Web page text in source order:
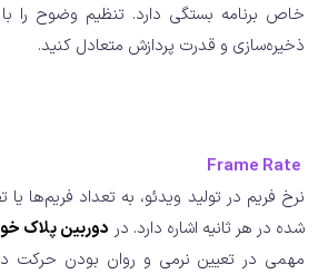
خاص برنامه بستگی دارد. تنظیم وضوح را
ذخیره‌سازی و قدرت پردازش متعادل کنید.
نرخ فریم در تولید ویدئو، به تعداد فریم‌ها
شده در هر ثانیه اشاره دارد. در دوربین پلاک
مهمی در تعیین نرمی و روان بودن حرکت